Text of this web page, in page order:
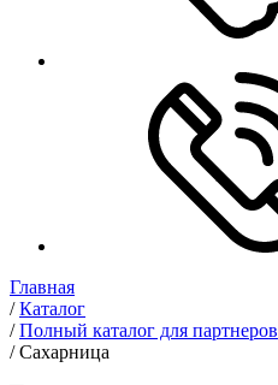
Главная
/Каталог
/Полный каталог для партнеров
/Сахарница